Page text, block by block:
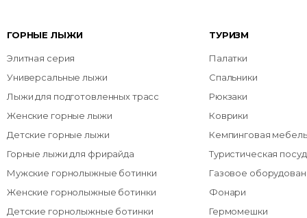
ГОРНЫЕ ЛЫЖИ
Элитная серия
Универсальные лыжи
Лыжи для подготовленных трасс
Женские горные лыжи
Детские горные лыжи
Горные лыжи для фрирайда
Мужские горнолыжные ботинки
Женские горнолыжные ботинки
Детские горнолыжные ботинки
ТУРИЗМ
Палатки
Спальники
Рюкзаки
Коврики
Кемпинговая мебель
Туристическая
Газовое
Фонари
Гермомешки